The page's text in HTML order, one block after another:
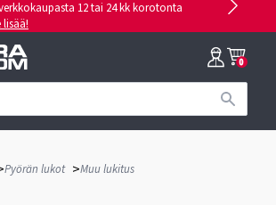
12 tai 24 kk korotonta
lisää!
0
Pyörän lukot >Muu lukitus